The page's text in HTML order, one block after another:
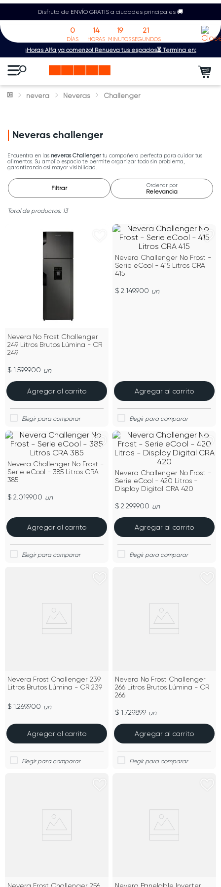
Disfruta de ENVÍO GRATIS a ciudades principales 🚚
¡Horas Alfa ya comenzó! Renueva tus espacios⏳ Termina en:
0
DÍAS
14
HORAS
19
MINUTOS
21
SEGUNDOS
nevera Neveras Challenger
Neveras challenger
Encuentra en las neveras Challenger tu compañera perfecta para cuidar tus
alimentos. Su amplio espacio te permite organizar todo sin problema,
garantizando así mayor visibilidad.
Filtrar Ordenar por
Relevancia
13
Nevera No Frost Challenger
249 Litros Brutos Lúmina - CR
249
$ 1.599.900 un
Agregar al carrito
Nevera Challenger No Frost -
Serie eCool - 415 Litros CRA
415
$ 2.149.900 un
Agregar al carrito
Nevera Challenger No Frost -
Serie eCool - 385 Litros CRA
385
$ 2.019.900 un
Agregar al carrito
Nevera Challenger No Frost -
Serie eCool - 420 Litros -
Display Digital CRA 420
$ 2.299.900 un
Agregar al carrito
Nevera Frost Challenger 239
Litros Brutos Lúmina - CR 239
$ 1.269.900 un
Agregar al carrito
Nevera No Frost Challenger
266 Litros Brutos Lúmina - CR
266
$ 1.729.899 un
Agregar al carrito